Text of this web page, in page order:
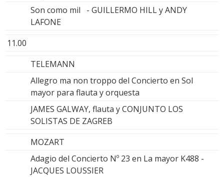
Son como mil - GUILLERMO HILL y ANDY
LAFONE
11.00
TELEMANN
Allegro ma non troppo del Concierto en Sol
mayor para flauta y orquesta
JAMES GALWAY, flauta y CONJUNTO LOS
SOLISTAS DE ZAGREB
MOZART
Adagio del Concierto Nº 23 en La mayor K488 -
JACQUES LOUSSIER